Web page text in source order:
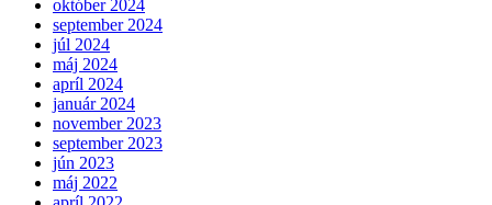
október 2024
september 2024
júl 2024
máj 2024
apríl 2024
január 2024
november 2023
september 2023
jún 2023
máj 2022